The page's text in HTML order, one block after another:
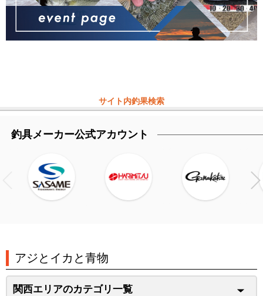
サイト内釣果検索
釣具メーカー公式アカウント
アジとイカと青物
関西エリアのカテゴリ一覧